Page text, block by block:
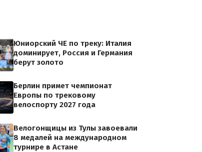
Юниорский ЧЕ по треку: Италия
доминирует, Россия и Германия
берут золото
Берлин примет чемпионат
Европы по трековому
велоспорту 2027 года
Велогонщицы из Тулы завоевали
8 медалей на международном
турнире в Астане